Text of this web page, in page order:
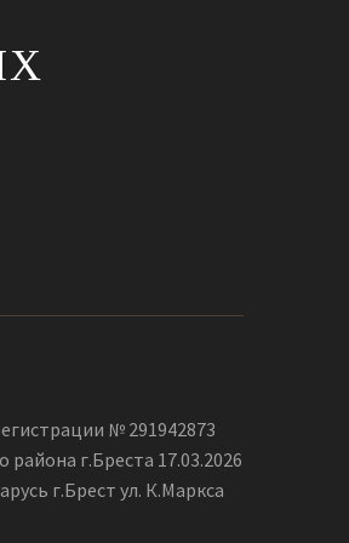
№ 291942873
г.Бреста 17.03.2026
г.Брест ул. К.Маркса